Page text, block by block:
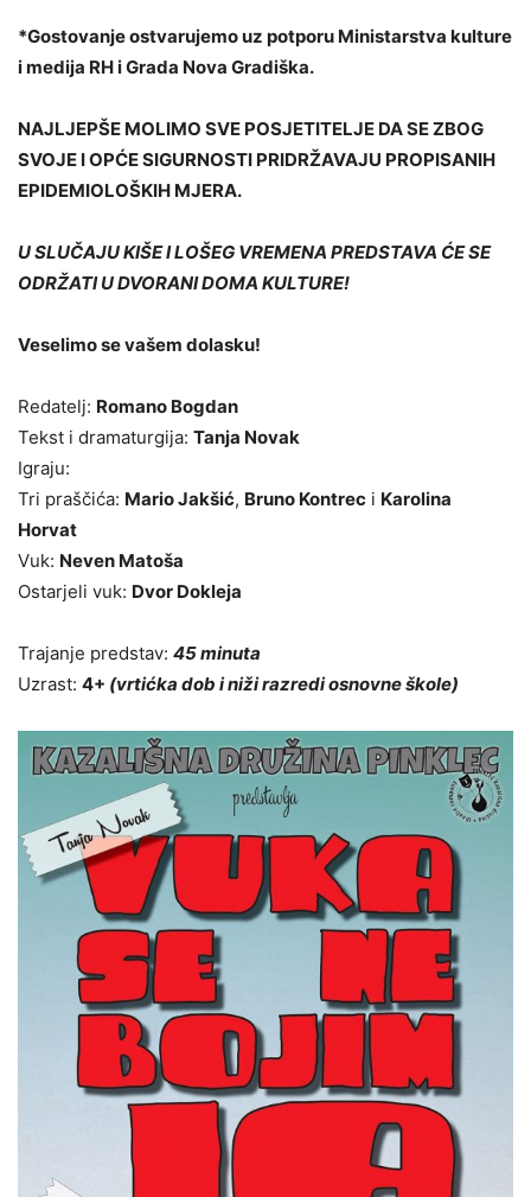
*Gostovanje ostvarujemo uz potporu Ministarstva kulture
i medija RH i Grada Nova Gradiška.
NAJLJEPŠE MOLIMO SVE POSJETITELJE DA SE ZBOG
SVOJE I OPĆE SIGURNOSTI PRIDRŽAVAJU PROPISANIH
EPIDEMIOLOŠKIH MJERA.
U SLUČAJU KIŠE I LOŠEG VREMENA PREDSTAVA ĆE SE
ODRŽATI U DVORANI DOMA KULTURE!
Veselimo se vašem dolasku!
Redatelj: Romano Bogdan
Tekst i dramaturgija: Tanja Novak
Igraju:
Tri praščića: Mario Jakšić, Bruno Kontrec i Karolina
Horvat
Vuk: Neven Matoša
Ostarjeli vuk: Dvor Dokleja
Trajanje predstav: 45 minuta
Uzrast: 4+ (vrtićka dob i niži razredi osnovne škole)